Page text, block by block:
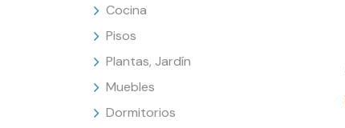
Cocina
Pisos
Plantas, Jardín
Muebles
Dormitorios